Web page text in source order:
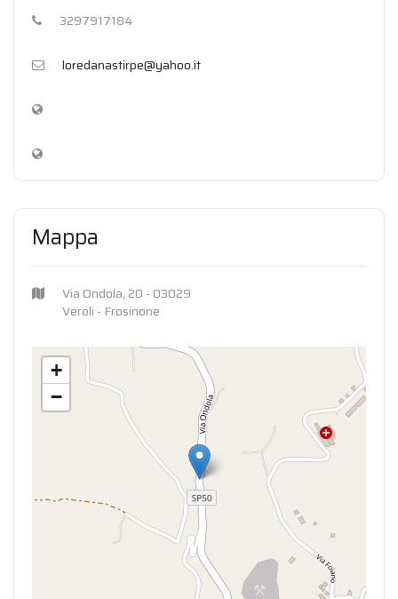
3297917184
loredanastirpe@yahoo.it
Mappa
Via Ondola, 20 - 03029
Veroli - Frosinone
+
−